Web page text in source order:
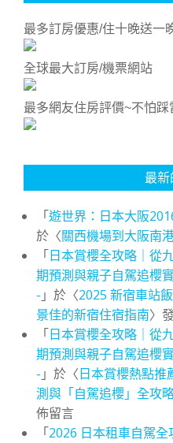
最多訂房優惠/住十晚送一
全球最大訂房/機票網站
最多網友住房評價~不怕踩
最
「遊世界：日本大阪
於〈關西機場到大阪南
「日本賞櫻全攻略｜從
期預測與親子自駕追櫻
- 」於〈2025 新宿車站
景佳的新宿住宿指南〉
「日本賞櫻全攻略｜從
期預測與親子自駕追櫻
- 」於〈日本賞櫻熱點推
測與「自駕追櫻」全攻
佈留言
「2026 日本租車自駕